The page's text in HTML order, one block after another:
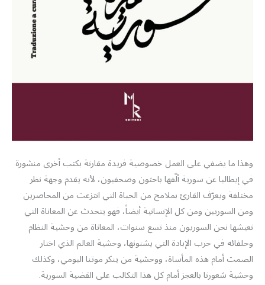
وهذا ما يضفي على العمل خصوصية فريدة مقارنة بكتب أخرى منشورة
في إيطاليا عن سورية ألّفها باحثون وصحفيون، لأنه يقدم وجهة نظر
مختلفة ويعرّف القارئ بملامح من الحياة التي انتزعت من المحاصرين
ومن السوريين ومن كل الإنسانية أيضاً، فهو يتحدث عن المعاناة التي
نعيشها نحن السوريون منذ تسع سنوات، المعاناة من وحشية النظام
وحلفائه في حرب الإبادة التي يشنونها، وحشية العالم الذي اختار
الصمت أمام هذه المأساة، ووحشية من ينكر موتنا اليومي، وكذلك
وحشية شعورنا بالعجز أمام كل هذا التكالب على القضية السورية.